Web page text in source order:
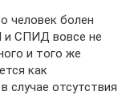
человек болен
СПИД вовсе не
и того же
как
случае отсутствия